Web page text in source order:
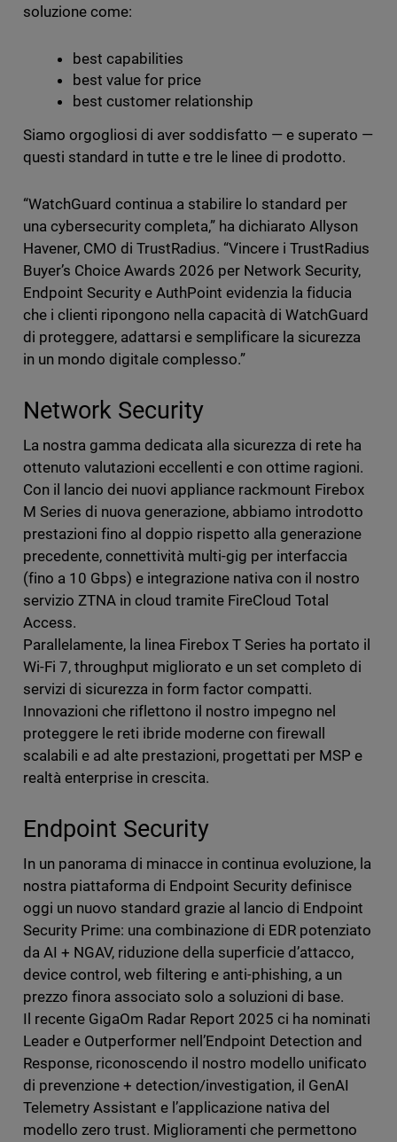
soluzione come:
best capabilities
best value for price
best customer relationship
Siamo orgogliosi di aver soddisfatto — e superato —
questi standard in tutte e tre le linee di prodotto.
“WatchGuard continua a stabilire lo standard per
una cybersecurity completa,” ha dichiarato Allyson
Havener, CMO di TrustRadius. “Vincere i TrustRadius
Buyer’s Choice Awards 2026 per Network Security,
Endpoint Security e AuthPoint evidenzia la fiducia
che i clienti ripongono nella capacità di WatchGuard
di proteggere, adattarsi e semplificare la sicurezza
in un mondo digitale complesso.”
Network Security
La nostra gamma dedicata alla sicurezza di rete ha
ottenuto valutazioni eccellenti e con ottime ragioni.
Con il lancio dei nuovi appliance rackmount Firebox
M Series di nuova generazione, abbiamo introdotto
prestazioni fino al doppio rispetto alla generazione
precedente, connettività multi-gig per interfaccia
(fino a 10 Gbps) e integrazione nativa con il nostro
servizio ZTNA in cloud tramite FireCloud Total
Access.
Parallelamente, la linea Firebox T Series ha portato il
Wi-Fi 7, throughput migliorato e un set completo di
servizi di sicurezza in form factor compatti.
Innovazioni che riflettono il nostro impegno nel
proteggere le reti ibride moderne con firewall
scalabili e ad alte prestazioni, progettati per MSP e
realtà enterprise in crescita.
Endpoint Security
In un panorama di minacce in continua evoluzione, la
nostra piattaforma di Endpoint Security definisce
oggi un nuovo standard grazie al lancio di Endpoint
Security Prime: una combinazione di EDR potenziato
da AI + NGAV, riduzione della superficie d’attacco,
device control, web filtering e anti-phishing, a un
prezzo finora associato solo a soluzioni di base.
Il recente GigaOm Radar Report 2025 ci ha nominati
Leader e Outperformer nell’Endpoint Detection and
Response, riconoscendo il nostro modello unificato
di prevenzione + detection/investigation, il GenAI
Telemetry Assistant e l’applicazione nativa del
modello zero trust. Miglioramenti che permettono